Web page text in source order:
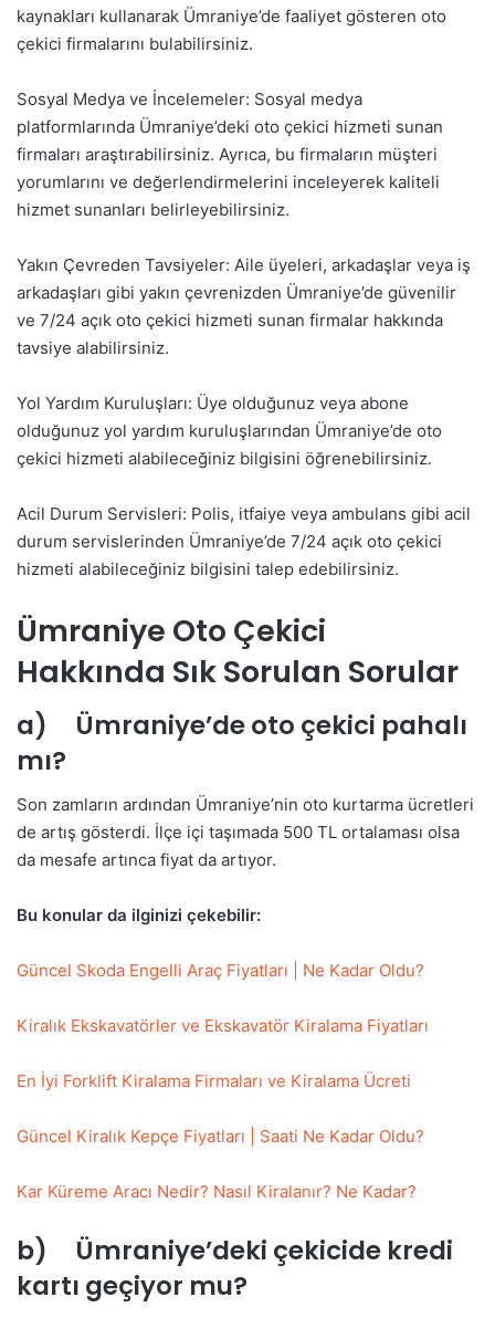
kaynakları kullanarak Ümraniye’de faaliyet gösteren oto
çekici firmalarını bulabilirsiniz.
Sosyal Medya ve İncelemeler: Sosyal medya
platformlarında Ümraniye’deki oto çekici hizmeti sunan
firmaları araştırabilirsiniz. Ayrıca, bu firmaların müşteri
yorumlarını ve değerlendirmelerini inceleyerek kaliteli
hizmet sunanları belirleyebilirsiniz.
Yakın Çevreden Tavsiyeler: Aile üyeleri, arkadaşlar veya iş
arkadaşları gibi yakın çevrenizden Ümraniye’de güvenilir
ve 7/24 açık oto çekici hizmeti sunan firmalar hakkında
tavsiye alabilirsiniz.
Yol Yardım Kuruluşları: Üye olduğunuz veya abone
olduğunuz yol yardım kuruluşlarından Ümraniye’de oto
çekici hizmeti alabileceğiniz bilgisini öğrenebilirsiniz.
Acil Durum Servisleri: Polis, itfaiye veya ambulans gibi acil
durum servislerinden Ümraniye’de 7/24 açık oto çekici
hizmeti alabileceğiniz bilgisini talep edebilirsiniz.
Ümraniye Oto Çekici
Hakkında Sık Sorulan Sorular
a) Ümraniye’de oto çekici pahalı
mı?
Son zamların ardından Ümraniye’nin oto kurtarma ücretleri
de artış gösterdi. İlçe içi taşımada 500 TL ortalaması olsa
da mesafe artınca fiyat da artıyor.
Bu konular da ilginizi çekebilir:
Güncel Skoda Engelli Araç Fiyatları | Ne Kadar Oldu?
Kiralık Ekskavatörler ve Ekskavatör Kiralama Fiyatları
En İyi Forklift Kiralama Firmaları ve Kiralama Ücreti
Güncel Kiralık Kepçe Fiyatları | Saati Ne Kadar Oldu?
Kar Küreme Aracı Nedir? Nasıl Kiralanır? Ne Kadar?
b) Ümraniye’deki çekicide kredi
kartı geçiyor mu?